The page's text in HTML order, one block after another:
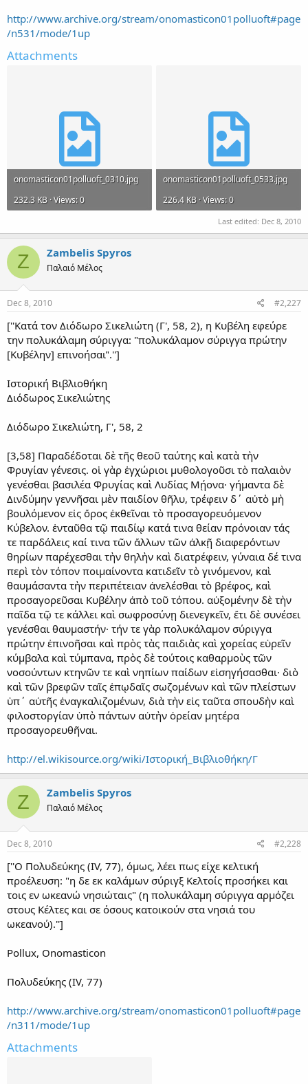
http://www.archive.org/stream/onomasticon01polluoft#page
/n531/mode/1up
Attachments
onomasticon01polluoft_0310.jpg
232.3 KB · Views: 0
onomasticon01polluoft_0533.jpg
226.4 KB · Views: 0
Last edited: Dec 8, 2010
Z Zambelis Spyros
Παλαιό Μέλος
Dec 8, 2010 #2,227
[''Κατά τον Διόδωρο Σικελιώτη (Γ', 58, 2), η Κυβέλη εφεύρε
την πολυκάλαμη σύριγγα: "πολυκάλαμον σύριγγα πρώτην
[Κυβέλην] επινοήσαι".'']
Ιστορική Βιβλιοθήκη
Διόδωρος Σικελιώτης
Διόδωρο Σικελιώτη, Γ', 58, 2
[3,58] Παραδέδοται δὲ τῆς θεοῦ ταύτης καὶ κατὰ τὴν
Φρυγίαν γένεσις. οἱ γὰρ ἐγχώριοι μυθολογοῦσι τὸ παλαιὸν
γενέσθαι βασιλέα Φρυγίας καὶ Λυδίας Μῄονα· γήμαντα δὲ
Δινδύμην γεννῆσαι μὲν παιδίον θῆλυ, τρέφειν δ΄ αὐτὸ μὴ
βουλόμενον εἰς ὄρος ἐκθεῖναι τὸ προσαγορευόμενον
Κύβελον. ἐνταῦθα τῷ παιδίῳ κατά τινα θείαν πρόνοιαν τάς
τε παρδάλεις καί τινα τῶν ἄλλων τῶν ἀλκῇ διαφερόντων
θηρίων παρέχεσθαι τὴν θηλὴν καὶ διατρέφειν, γύναια δέ τινα
περὶ τὸν τόπον ποιμαίνοντα κατιδεῖν τὸ γινόμενον, καὶ
θαυμάσαντα τὴν περιπέτειαν ἀνελέσθαι τὸ βρέφος, καὶ
προσαγορεῦσαι Κυβέλην ἀπὸ τοῦ τόπου. αὐξομένην δὲ τὴν
παῖδα τῷ τε κάλλει καὶ σωφροσύνῃ διενεγκεῖν, ἔτι δὲ συνέσει
γενέσθαι θαυμαστήν· τήν τε γὰρ πολυκάλαμον σύριγγα
πρώτην ἐπινοῆσαι καὶ πρὸς τὰς παιδιὰς καὶ χορείας εὑρεῖν
κύμβαλα καὶ τύμπανα, πρὸς δὲ τούτοις καθαρμοὺς τῶν
νοσούντων κτηνῶν τε καὶ νηπίων παίδων εἰσηγήσασθαι· διὸ
καὶ τῶν βρεφῶν ταῖς ἐπῳδαῖς σωζομένων καὶ τῶν πλείστων
ὑπ΄ αὐτῆς ἐναγκαλιζομένων, διὰ τὴν εἰς ταῦτα σπουδὴν καὶ
φιλοστοργίαν ὑπὸ πάντων αὐτὴν ὀρείαν μητέρα
προσαγορευθῆναι.
http://el.wikisource.org/wiki/Ιστορική_Βιβλιοθήκη/Γ
Z Zambelis Spyros
Παλαιό Μέλος
Dec 8, 2010 #2,228
[''Ο Πολυδεύκης (IV, 77), όμως, λέει πως είχε κελτική
προέλευση: "η δε εκ καλάμων σύριγξ Κελτοίς προσήκει και
τοις εν ωκεανώ νησιώταις" (η πολυκάλαμη σύριγγα αρμόζει
στους Κέλτες και σε όσους κατοικούν στα νησιά του
ωκεανού).'']
Pollux, Onomasticon
Πολυδεύκης (IV, 77)
http://www.archive.org/stream/onomasticon01polluoft#page
/n311/mode/1up
Attachments